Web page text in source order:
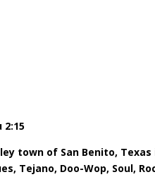
2:15
town of San Benito,
Tejano, Doo-Wop, Soul,